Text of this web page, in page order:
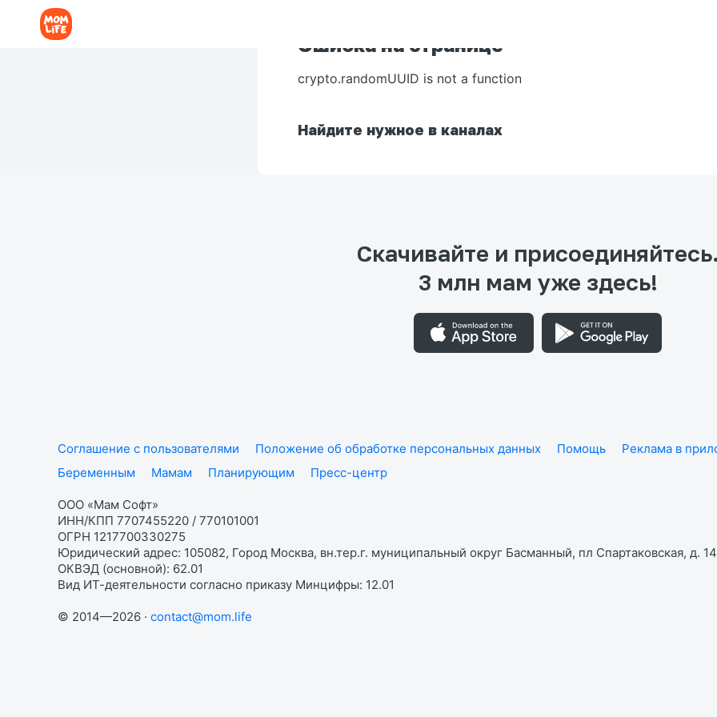
Ошибка на странице
crypto.randomUUID is not a function
Найдите нужное в каналах
Скачивайте и присоединяйтесь.
3 млн мам уже здесь!
Соглашение с пользователями Положение об обработке персональных данных Помощь Реклама в
Беременным
Мамам Планирующим Пресс-центр
ООО «Мам Софт»
ИНН/КПП 7707455220 / 770101001
ОГРН 1217700330275
Юридический адрес: 105082, Город Москва, вн.тер.г. муниципальный округ Басманный, пл Спартаковская, д.
ОКВЭД (основной): 62.01
Вид ИТ-деятельности согласно приказу Минцифры: 12.01
© 2014—2026 · contact@mom.life